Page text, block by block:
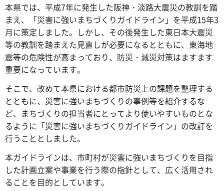
本県では、平成7年に発生した阪神・淡路大震災の教訓を踏
まえ、「災害に強いまちづくりガイドライン」を平成15年3
月に策定しました。しかし、その後発生した東日本大震災
等の教訓を踏まえた見直しが必要になるとともに、東海地
震等の危険性が高まっており、防災・減災対策はますます
重要になっています。
そこで、改めて本県における都市防災上の課題を整理する
とともに、災害に強いまちづくりの事例等を紹介するな
ど、まちづくりの担当者にとってより使いやすいものとな
るように「災害に強いまちづくりガイドライン」の改訂を
行うこととしました。
本ガイドラインは、市町村が災害に強いまちづくりを目指
した計画立案や事業を行う際の指針として、広く活用され
ることを目的としています。